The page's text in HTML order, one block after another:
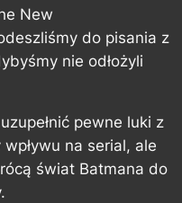
New
do pisania z
nie odłożyli
pewne luki z
na serial, ale
świat Batmana do